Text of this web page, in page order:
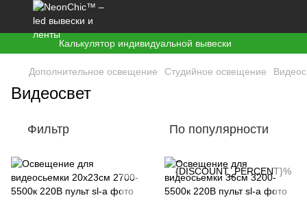
Калькулятор индивидуальной вывески
Дополнительное освещение Студийное освещение
Видеосвет
Фильтр По популярности